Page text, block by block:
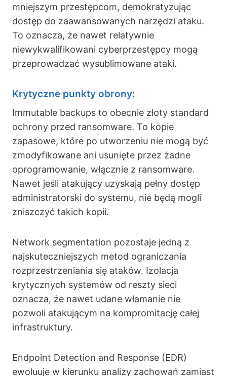
mniejszym przestępcom, demokratyzując
dostęp do zaawansowanych narzędzi ataku.
To oznacza, że nawet relatywnie
niewykwalifikowani cyberprzestępcy mogą
przeprowadzać wysublimowane ataki.
Krytyczne punkty obrony:
Immutable backups to obecnie złoty standard
ochrony przed ransomware. To kopie
zapasowe, które po utworzeniu nie mogą być
zmodyfikowane ani usunięte przez żadne
oprogramowanie, włącznie z ransomware.
Nawet jeśli atakujący uzyskają pełny dostęp
administratorski do systemu, nie będą mogli
zniszczyć takich kopii.
Network segmentation pozostaje jedną z
najskuteczniejszych metod ograniczania
rozprzestrzeniania się ataków. Izolacja
krytycznych systemów od reszty sieci
oznacza, że nawet udane włamanie nie
pozwoli atakującym na kompromitację całej
infrastruktury.
Endpoint Detection and Response (EDR)
ewoluuje w kierunku analizy zachowań zamiast